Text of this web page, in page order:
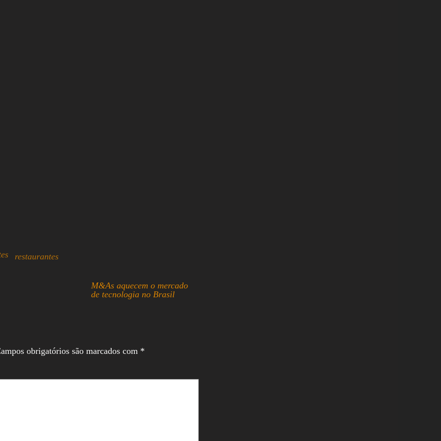
restaurantes
M&As aquecem o mercado
de tecnologia no Brasil
obrigatórios são marcados com *